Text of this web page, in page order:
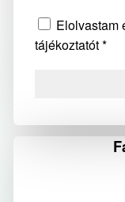
Elolvastam
tájékoztatót *